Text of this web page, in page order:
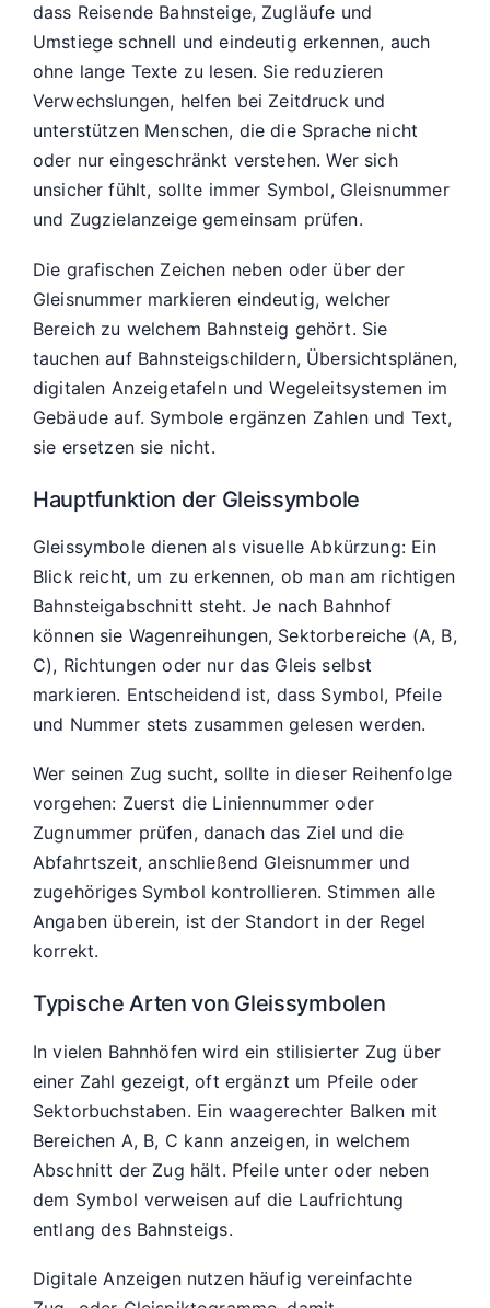
dass Reisende Bahnsteige, Zugläufe und
Umstiege schnell und eindeutig erkennen, auch
ohne lange Texte zu lesen. Sie reduzieren
Verwechslungen, helfen bei Zeitdruck und
unterstützen Menschen, die die Sprache nicht
oder nur eingeschränkt verstehen. Wer sich
unsicher fühlt, sollte immer Symbol, Gleisnummer
und Zugzielanzeige gemeinsam prüfen.
Die grafischen Zeichen neben oder über der
Gleisnummer markieren eindeutig, welcher
Bereich zu welchem Bahnsteig gehört. Sie
tauchen auf Bahnsteigschildern, Übersichtsplänen,
digitalen Anzeigetafeln und Wegeleitsystemen im
Gebäude auf. Symbole ergänzen Zahlen und Text,
sie ersetzen sie nicht.
Hauptfunktion der Gleissymbole
Gleissymbole dienen als visuelle Abkürzung: Ein
Blick reicht, um zu erkennen, ob man am richtigen
Bahnsteigabschnitt steht. Je nach Bahnhof
können sie Wagenreihungen, Sektorbereiche (A, B,
C), Richtungen oder nur das Gleis selbst
markieren. Entscheidend ist, dass Symbol, Pfeile
und Nummer stets zusammen gelesen werden.
Wer seinen Zug sucht, sollte in dieser Reihenfolge
vorgehen: Zuerst die Liniennummer oder
Zugnummer prüfen, danach das Ziel und die
Abfahrtszeit, anschließend Gleisnummer und
zugehöriges Symbol kontrollieren. Stimmen alle
Angaben überein, ist der Standort in der Regel
korrekt.
Typische Arten von Gleissymbolen
In vielen Bahnhöfen wird ein stilisierter Zug über
einer Zahl gezeigt, oft ergänzt um Pfeile oder
Sektorbuchstaben. Ein waagerechter Balken mit
Bereichen A, B, C kann anzeigen, in welchem
Abschnitt der Zug hält. Pfeile unter oder neben
dem Symbol verweisen auf die Laufrichtung
entlang des Bahnsteigs.
Digitale Anzeigen nutzen häufig vereinfachte